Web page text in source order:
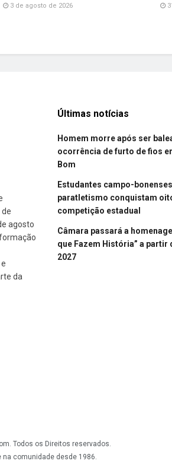
3 de agosto de 2026
agosto
da
Últimas notícias
Homem morre após ser
ocorrência de furto de fios
Bom
Estudantes campo-
paratletismo conquistam
competição estadual
Câmara passará a
que Fazem História” a partir
2027
Todos os Direitos reservados.
comunidade desde 1986.